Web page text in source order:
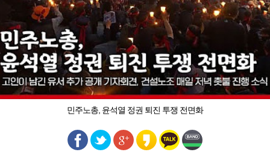
민주노총, 윤석열 정권 퇴진 투쟁 전면화